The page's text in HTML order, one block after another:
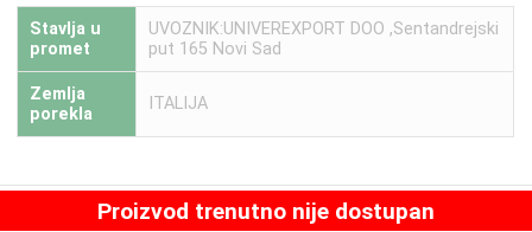
Stavlja u
promet
UVOZNIK:UNIVEREXPORT DOO ,Sentandrejski
put 165 Novi Sad
Zemlja
porekla
ITALIJA
Proizvod trenutno nije dostupan